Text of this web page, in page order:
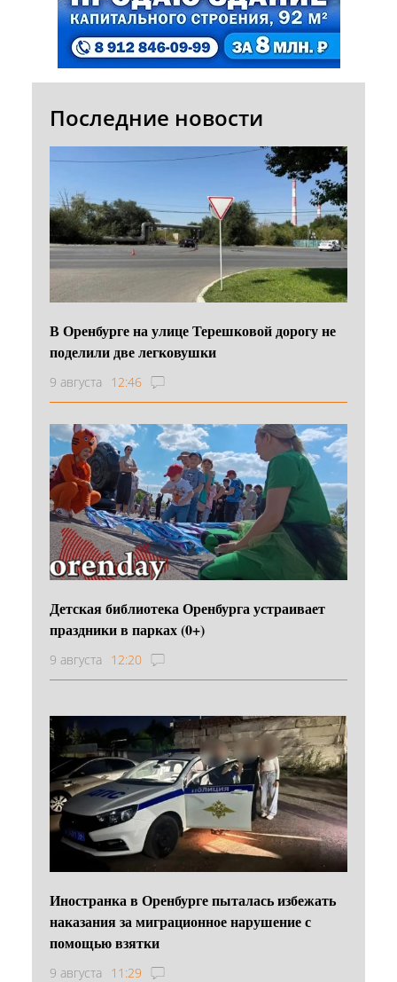
Последние новости
В Оренбурге на улице Терешковой дорогу не
поделили две легковушки
9 августа 12:46
Детская библиотека Оренбурга устраивает
праздники в парках (0+)
9 августа 12:20
Иностранка в Оренбурге пыталась избежать
наказания за миграционное нарушение с
помощью взятки
9 августа 11:29